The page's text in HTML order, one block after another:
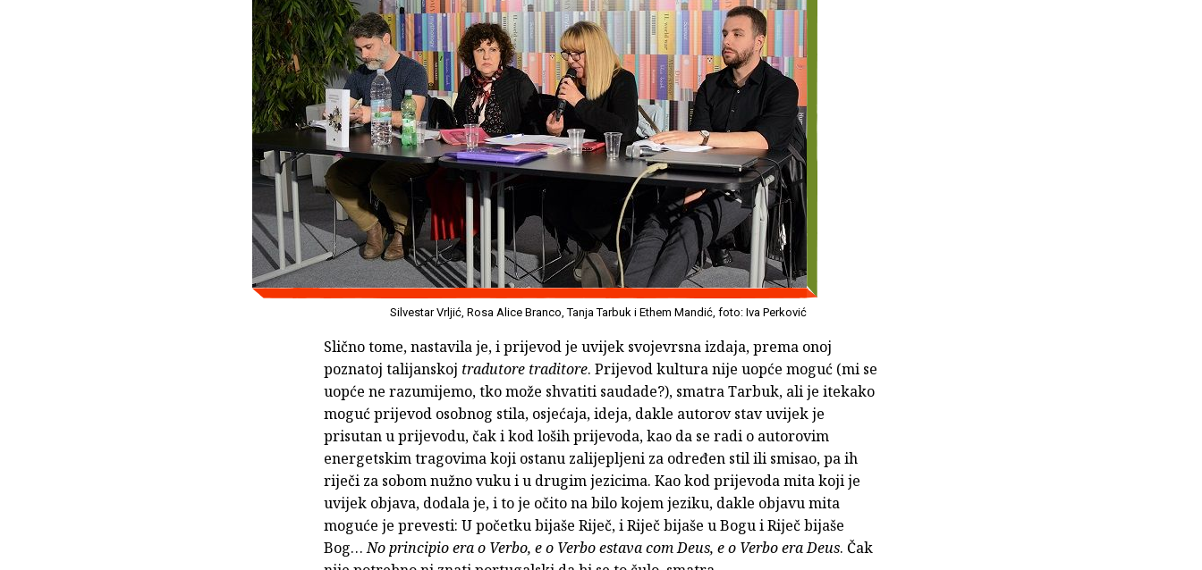
Silvestar Vrljić, Rosa Alice Branco, Tanja Tarbuk i Ethem Mandić, foto: Iva Perković
Slično tome, nastavila je, i prijevod je uvijek svojevrsna izdaja, prema onoj
poznatoj talijanskoj tradutore traditore. Prijevod kultura nije uopće moguć (mi se
uopće ne razumijemo, tko može shvatiti saudade?), smatra Tarbuk, ali je itekako
moguć prijevod osobnog stila, osjećaja, ideja, dakle autorov stav uvijek je
prisutan u prijevodu, čak i kod loših prijevoda, kao da se radi o autorovim
energetskim tragovima koji ostanu zalijepljeni za određen stil ili smisao, pa ih
riječi za sobom nužno vuku i u drugim jezicima. Kao kod prijevoda mita koji je
uvijek objava, dodala je, i to je očito na bilo kojem jeziku, dakle objavu mita
moguće je prevesti: U početku bijaše Riječ, i Riječ bijaše u Bogu i Riječ bijaše
Bog…No principio era o Verbo, e o Verbo estava com Deus, e o Verbo era Deus. Čak